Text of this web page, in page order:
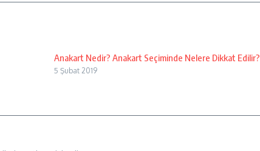
Anakart Nedir? Anakart Seçiminde Nelere Dikkat Edilir?
5 Şubat 2019